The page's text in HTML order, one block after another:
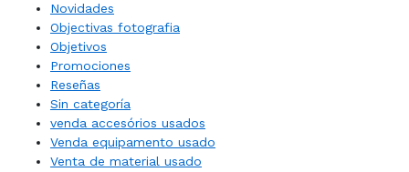
Novidades
Objectivas fotografia
Objetivos
Promociones
Reseñas
Sin categoría
venda accesórios usados
Venda equipamento usado
Venta de material usado